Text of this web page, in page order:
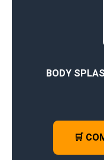
BODY
🛒